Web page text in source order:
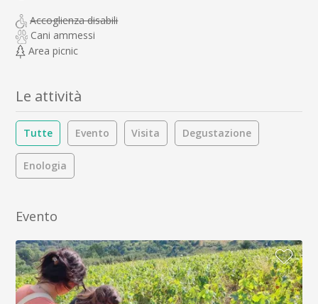
Accoglienza disabili
Cani ammessi
Area picnic
Le attività
Tutte Evento Visita Degustazione
Enologia
Evento